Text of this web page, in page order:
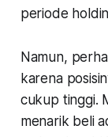
periode
Namun,
karena
cukup tinggi.
menarik beli